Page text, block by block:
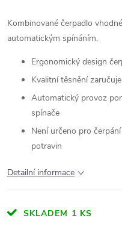
Kombinované čerpadlo
automatickým spínáním.
Ergonomický design
Kvalitní těsnění
Automatický provoz
spínače
Není určeno pro
potravin
Detailní informace
SKLADEM 1 KS